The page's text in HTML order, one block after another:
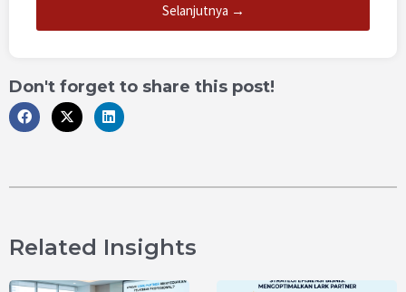
Selanjutnya →
Don't forget to share this post!
Related Insights